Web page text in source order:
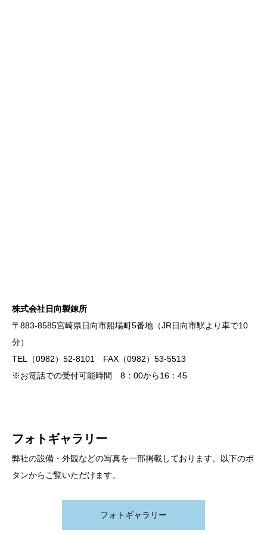
株式会社日向製錬所
〒883-8585宮崎県日向市船場町5番地（JR日向市駅より車で10
分）
TEL（0982）52-8101 FAX（0982）53-5513
※お電話での受付可能時間 8：00から16：45
フォトギャラリー
弊社の設備・外観などの写真を一部掲載しております。以下のボ
タンからご覧いただけます。
フォトギャラリー